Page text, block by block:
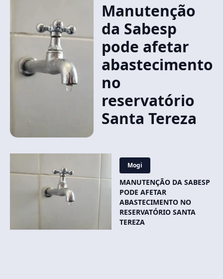
Manutenção
da Sabesp
pode afetar
abastecimento
no
reservatório
Santa Tereza
Mogi
MANUTENÇÃO DA SABESP
PODE AFETAR
ABASTECIMENTO NO
RESERVATÓRIO SANTA
TEREZA